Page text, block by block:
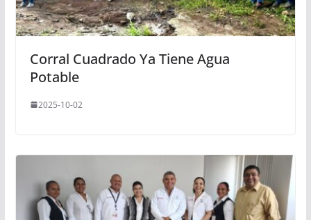
Corral Cuadrado Ya Tiene Agua
Potable
2025-10-02